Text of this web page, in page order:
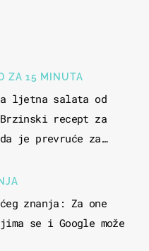
ZA 15 MINUTA
ljetna salata od
recept za
je prevruće za
znanja: Za one
se i Google može